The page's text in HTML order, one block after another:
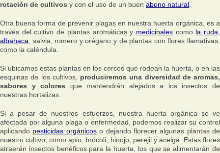
rotación de cultivos y con el uso de un buen abono natural
Otra buena forma de prevenir plagas en nuestra huerta orgánica, es a
través del cultivo de plantas aromáticas y medicinalescomo la ruda
albahaca , salvia, romero y orégano y de plantas con flores llamativas,
como la caléndula.
Si ubicamos estas plantas en los cercos que rodean la huerta, o en las
esquinas de los cultivos, produciremos una diversidad de aromas,
sabores y colores que mantendrán alejados a los insectos de
nuestras hortalizas.
Si a pesar de nuestros esfuerzos, nuestra huerta orgánica se ve
afectada por alguna plaga o enfermedad, podemos realizar su control
aplicando pesticidas orgánicoso dejando florecer algunas plantas de
nuestro cultivo, como apio, brócoli, hinojo, perejil y acelga. Estas flores
atraerán insectos benéficos para la huerta, los que se alimentarán de